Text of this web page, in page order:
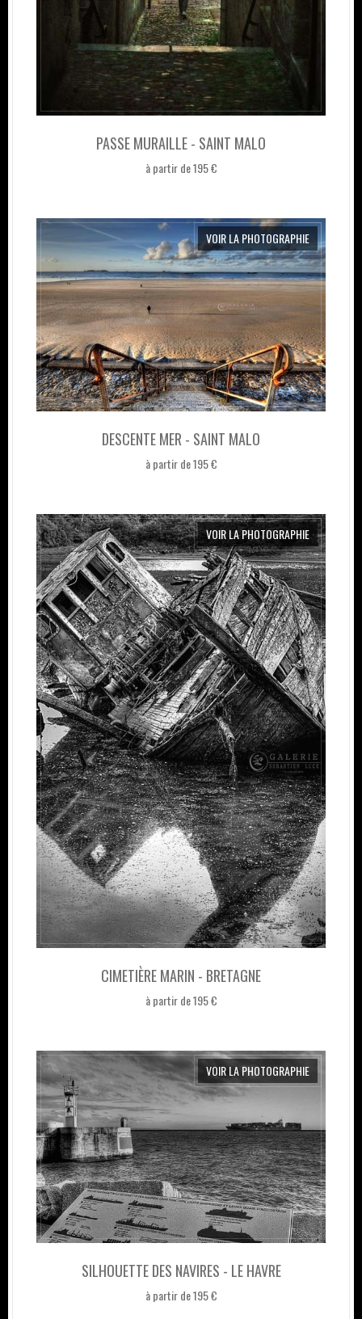
PASSE MURAILLE - SAINT MALO
à partir de 195 €
DESCENTE MER - SAINT MALO
à partir de 195 €
VOIR LA PHOTOGRAPHIE
CIMETIÈRE MARIN - BRETAGNE
à partir de 195 €
VOIR LA PHOTOGRAPHIE
SILHOUETTE DES NAVIRES - LE HAVRE
à partir de 195 €
VOIR LA PHOTOGRAPHIE